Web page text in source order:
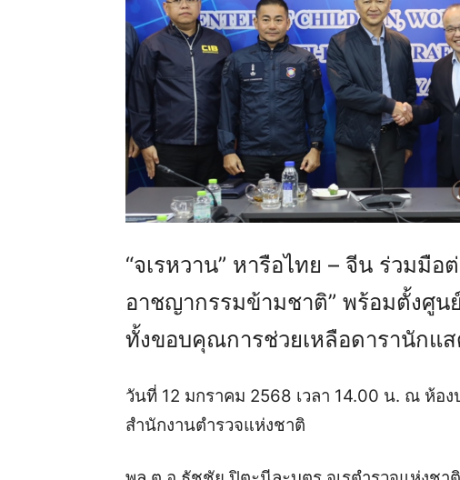
“จเรหวาน” หารือไทย – จีน ร่วมมื
อาชญากรรมข้ามชาติ” พร้อมตั้งศูน
ทั้งขอบคุณการช่วยเหลือดารานักแส
วันที่ 12 มกราคม 2568 เวลา 14.00 น. ณ ห้อ
สำนักงานตำรวจแห่งชาติ